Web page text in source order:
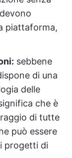
piattaforma,
sebbene
di una
delle
che è
di tutte
può essere
progetti di